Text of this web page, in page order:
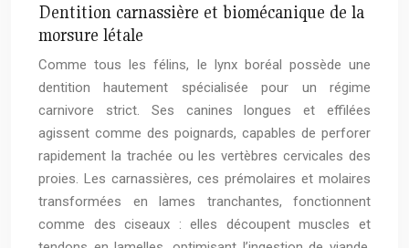
Dentition carnassière et biomécanique de la
morsure létale
Comme tous les félins, le lynx boréal possède une
dentition hautement spécialisée pour un régime
carnivore strict. Ses canines longues et effilées
agissent comme des poignards, capables de perforer
rapidement la trachée ou les vertèbres cervicales des
proies. Les carnassières, ces prémolaires et molaires
transformées en lames tranchantes, fonctionnent
comme des ciseaux : elles découpent muscles et